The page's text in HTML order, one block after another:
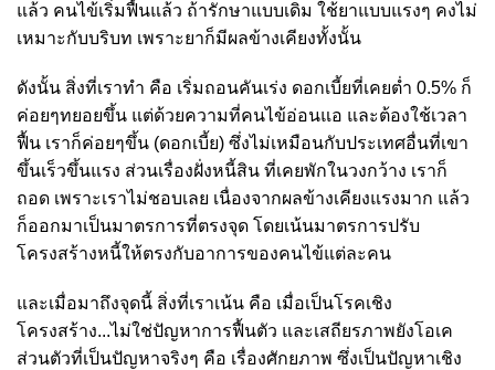
แล้ว คนไข้เริ่มฟื้นแล้ว ถ้ารักษาแบบเดิม ใช้ยาแบบแรงๆ คงไม่
เหมาะกับบริบท เพราะยาก็มีผลข้างเคียงทั้งนั้น
ดังนั้น สิ่งที่เราทำ คือ เริ่มถอนคันเร่ง ดอกเบี้ยที่เคยต่ำ 0.5% ก็
ค่อยๆทยอยขึ้น แต่ด้วยความที่คนไข้อ่อนแอ และต้องใช้เวลา
ฟื้น เราก็ค่อยๆขึ้น (ดอกเบี้ย) ซึ่งไม่เหมือนกับประเทศอื่นที่เขา
ขึ้นเร็วขึ้นแรง ส่วนเรื่องฝั่งหนี้สิน ที่เคยพักในวงกว้าง เราก็
ถอด เพราะเราไม่ชอบเลย เนื่องจากผลข้างเคียงแรงมาก แล้ว
ก็ออกมาเป็นมาตรการที่ตรงจุด โดยเน้นมาตรการปรับ
โครงสร้างหนี้ให้ตรงกับอาการของคนไข้แต่ละคน
และเมื่อมาถึงจุดนี้ สิ่งที่เราเน้น คือ เมื่อเป็นโรคเชิง
โครงสร้าง...ไม่ใช่ปัญหาการฟื้นตัว และเสถียรภาพยังโอเค
ส่วนตัวที่เป็นปัญหาจริงๆ คือ เรื่องศักยภาพ ซึ่งเป็นปัญหาเชิง